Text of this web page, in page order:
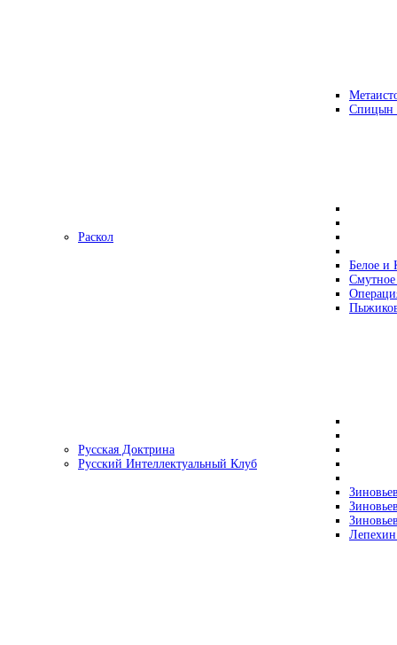
Раскол
Белое и
Русская Доктрина
Русский Интеллектуальный Клуб